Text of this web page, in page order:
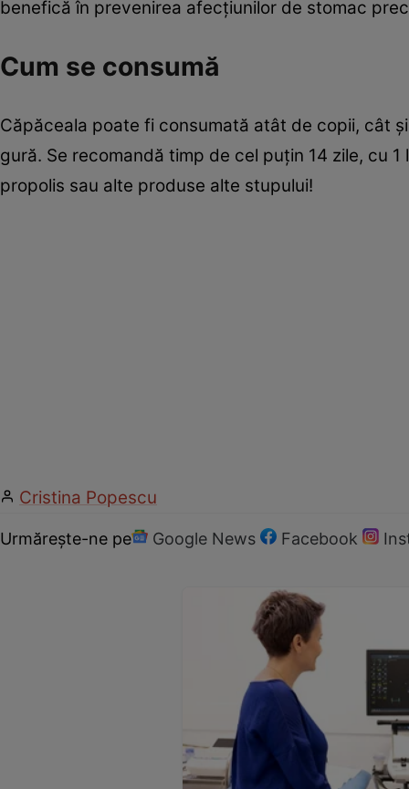
benefică în prevenirea afecțiunilor de stomac
Cum se consumă
Căpăceala poate fi consumată atât de copii, cât
gură. Se recomandă timp de cel puțin 14 zile, cu
propolis sau alte produse alte stupului!
Cristina Popescu
Urmărește-ne pe Google News Facebook